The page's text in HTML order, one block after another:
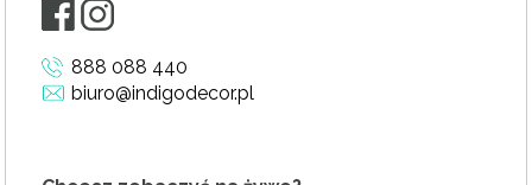
888 088 440
biuro@indigodecor.pl